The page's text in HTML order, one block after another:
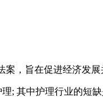
，旨在促进经济发展
; 其中护理行业的短